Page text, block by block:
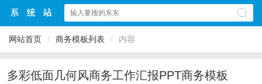
网站首页 / 商务模板列表 / 内容
多彩低面几何风商务工作汇报PPT商务模板